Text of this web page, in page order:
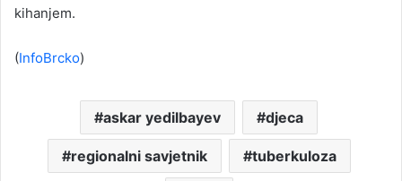
kihanjem.
(InfoBrcko)
askar yedilbayev djeca
regionalni savjetnik tuberkuloza